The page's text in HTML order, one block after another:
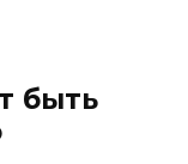
быть